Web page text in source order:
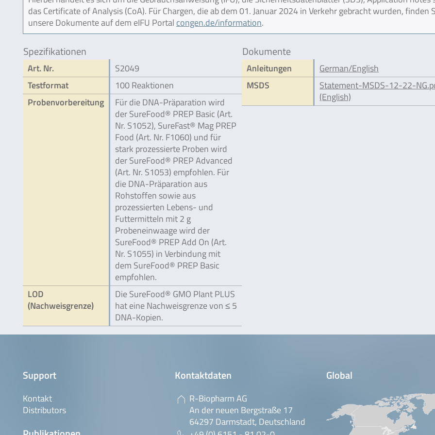
das Certificate of Analysis (CoA). Für Chargen, die ab dem 01. Januar 2024 in Verkehr gebracht wurden, finden
unsere Dokumente auf dem eIFU Portal congen.de/information.
Spezifikationen
Art. Nr.
S2049
Testformat
100 Reaktionen
Probenvorbereitung
Für die DNA-Präparation wird
der SureFood® PREP Basic (Art.
Nr. S1052), SureFast® Mag PREP
Food (Art. Nr. F1060) und für
stark prozessierte Proben wird
der SureFood® PREP Advanced
(Art. Nr. S1053) empfohlen. Für
die DNA-Präparation aus
Rohstoffen sowie aus
prozessierten Lebens- und
Futtermitteln mit 2 g
Probeneinwaage wird der
SureFood® PREP Add On (Art.
Nr. S1055) in Verbindung mit
dem SureFood® PREP Basic
empfohlen.
LOD
(Nachweisgrenze)
Die SureFood® GMO Plant PLUS
hat eine Nachweisgrenze von ≤ 5
DNA-Kopien.
Dokumente
Anleitungen
German/English
MSDS
Statement-MSDS-12-22-
(English)
Support
Kontakt
Distributors
Kontaktdaten
R-Biopharm AG
An der neuen Bergstraße 17
64297 Darmstadt, Deutschland
Global